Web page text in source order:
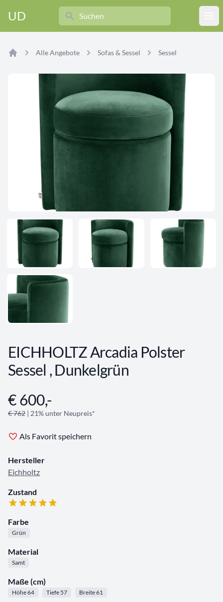
UD
Search
Alle Angebote Sofas & Sessel Sessel
EICHHOLTZ Arcadia Polster
Sessel , Dunkelgrün
Angebotsinformationen
€ 600,-
€ 762 | 21% unter Neupreis*
Als Favorit speichern
Hersteller
Eichholtz
Zustand
Farbe
Grün
Material
Samt
Maße (cm)
Höhe 64 Tiefe 57 Breite 61